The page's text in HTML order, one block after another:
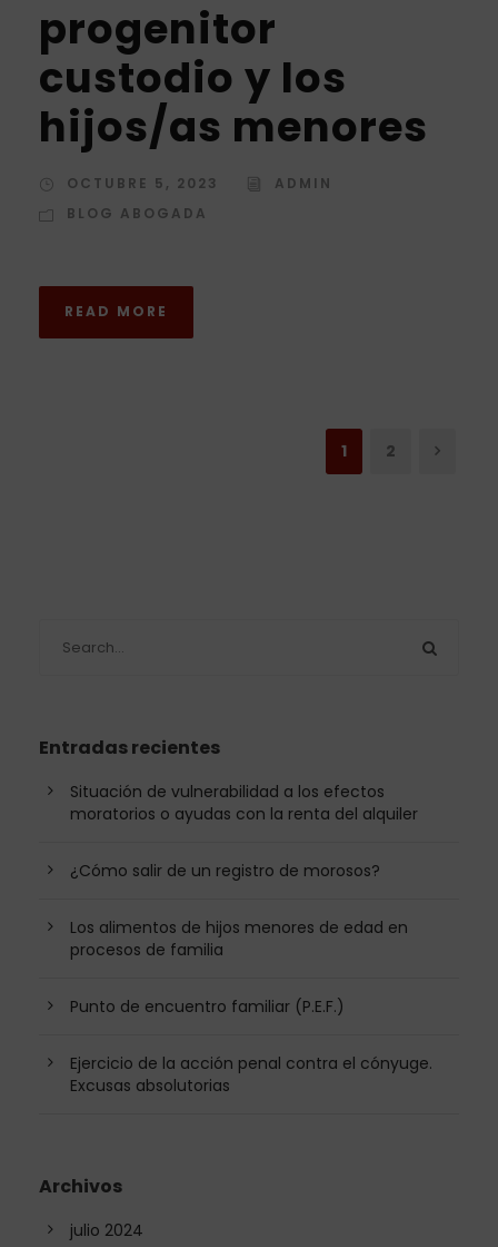
progenitor
custodio y los
hijos/as menores
OCTUBRE 5, 2023
ADMIN
BLOG ABOGADA
READ MORE
1 2
Entradas recientes
Situación de vulnerabilidad a los efectos
moratorios o ayudas con la renta del alquiler
¿Cómo salir de un registro de morosos?
Los alimentos de hijos menores de edad en
procesos de familia
Punto de encuentro familiar (P.E.F.)
Ejercicio de la acción penal contra el cónyuge.
Excusas absolutorias
Archivos
julio 2024